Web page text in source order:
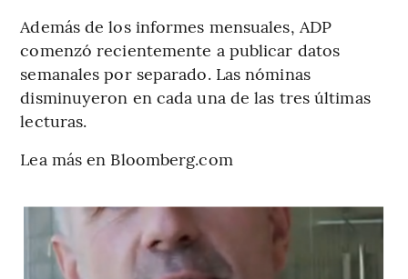
Además de los informes mensuales, ADP
comenzó recientemente a publicar datos
semanales por separado. Las nóminas
disminuyeron en cada una de las tres últimas
lecturas.
Lea más en Bloomberg.com